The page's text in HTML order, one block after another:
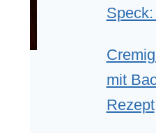
mit
Rezept